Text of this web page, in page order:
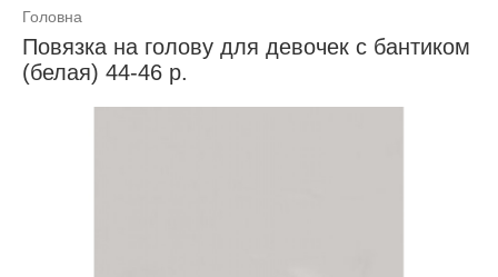
Головна
Повязка на голову для девочек с бантиком
(белая) 44-46 р.